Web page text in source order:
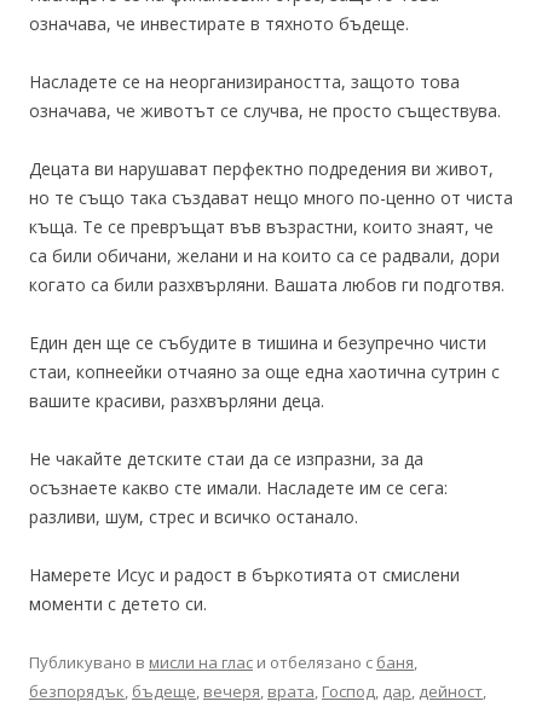
означава, че инвестирате в тяхното бъдеще.
Насладете се на неорганизираността, защото това
означава, че животът се случва, не просто съществува.
Децата ви нарушават перфектно подредения ви живот,
но те също така създават нещо много по-ценно от чиста
къща. Те се превръщат във възрастни, които знаят, че
са били обичани, желани и на които са се радвали, дори
когато са били разхвърляни. Вашата любов ги подготвя.
Един ден ще се събудите в тишина и безупречно чисти
стаи, копнеейки отчаяно за още една хаотична сутрин с
вашите красиви, разхвърляни деца.
Не чакайте детските стаи да се изпразни, за да
осъзнаете какво сте имали. Насладете им се сега:
разливи, шум, стрес и всичко останало.
Намерете Исус и радост в бъркотията от смислени
моменти с детето си.
Публикувано в мисли на глас и отбелязано с баня,
безпорядък, бъдеще, вечеря, врата, Господ, дар, дейност,